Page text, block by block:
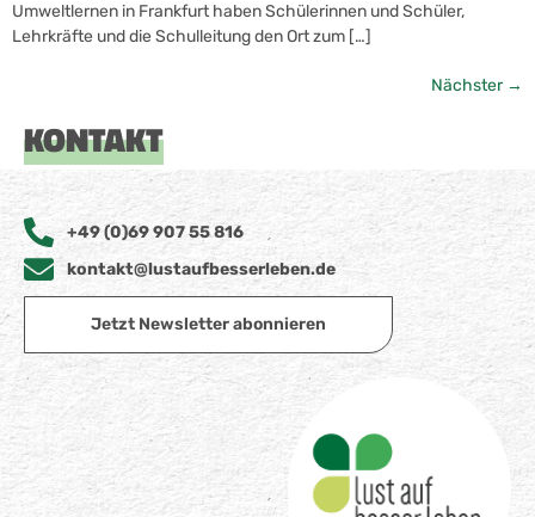
Umweltlernen in Frankfurt haben Schülerinnen und Schüler,
Lehrkräfte und die Schulleitung den Ort zum […]
Nächster →
KONTAKT
+49 (0)69 907 55 816
kontakt@lustaufbesserleben.de
Jetzt Newsletter abonnieren